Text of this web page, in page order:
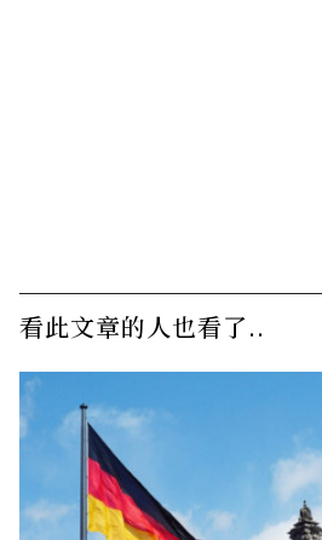
看此文章的人也看了..